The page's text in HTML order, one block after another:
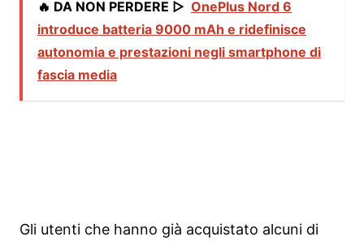
🔥 DA NON PERDERE ▷ OnePlus Nord 6
introduce batteria 9000 mAh e ridefinisce
autonomia e prestazioni negli smartphone di
fascia media
Gli utenti che hanno già acquistato alcuni di